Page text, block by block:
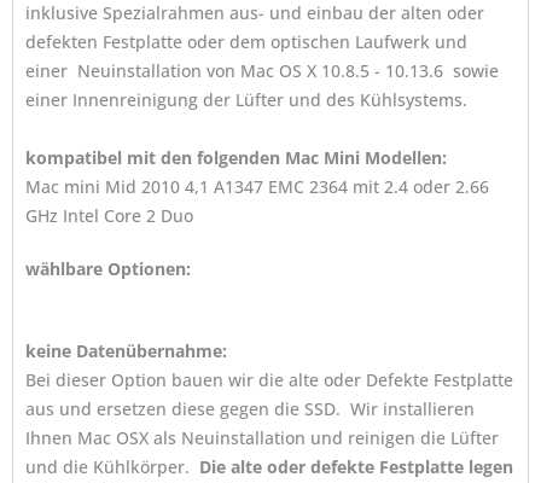
inklusive Spezialrahmen aus- und einbau der alten oder
defekten Festplatte oder dem optischen Laufwerk und
einer Neuinstallation von Mac OS X 10.8.5 - 10.13.6 sowie
einer Innenreinigung der Lüfter und des Kühlsystems.
kompatibel mit den folgenden Mac Mini Modellen:
Mac mini Mid 2010 4,1 A1347 EMC 2364 mit 2.4 oder 2.66
GHz Intel Core 2 Duo
wählbare Optionen:
keine Datenübernahme:
Bei dieser Option bauen wir die alte oder Defekte Festplatte
aus und ersetzen diese gegen die SSD. Wir installieren
Ihnen Mac OSX als Neuinstallation und reinigen die Lüfter
und die Kühlkörper. Die alte oder defekte Festplatte legen